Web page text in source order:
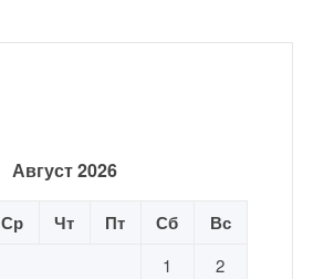
Август 2026
Ср Чт Пт Сб Вс
1
2